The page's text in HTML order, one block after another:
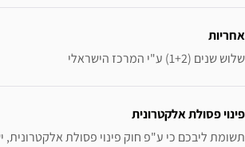
אחריות
שלוש שנים (1+2) ע"י המרכז הישראלי
פינוי פסולת אלקטרונית